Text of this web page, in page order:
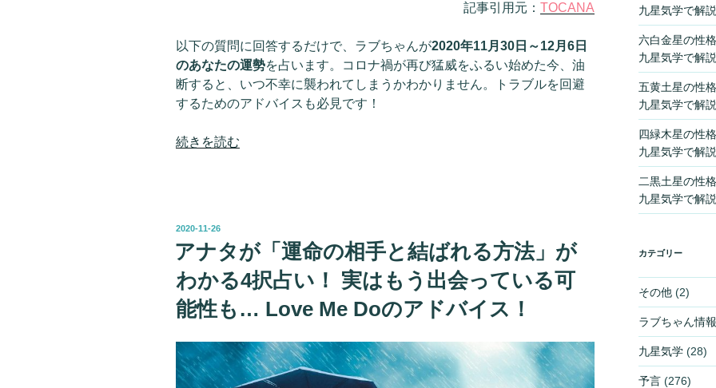
記事引用元：TOCANA
以下の質問に回答するだけで、ラブちゃんが2020年11月30日～12月6日
のあなたの運勢を占います。コロナ禍が再び猛威をふるい始めた今、油
断すると、いつ不幸に襲われてしまうかわかりません。トラブルを回避
するためのアドバイスも必見です！
“11
月
6
日
「今
の
ア
続きを読む
投
日:
2020-11-26
アナタが「運命の相手と結ばれる方法」が
わかる4択占い！ 実はもう出会っている可
能性も… Love Me Doのアドバイス！
九星気学で解説
六白金星の性
九星気学で解説
五黄土星の性
九星気学で解説
四緑木星の性
九星気学で解説
二黒土星の性
九星気学で解説
カテゴリー
その他(2)
ラブちゃん情報
九星気学(28)
予言(276)